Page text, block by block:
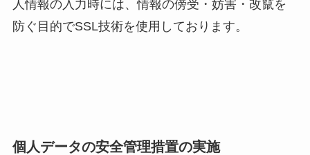
人情報の入力時には、情報の傍受・妨害・改竄を
防ぐ目的でSSL技術を使用しております。
個人データの安全管理措置の実施